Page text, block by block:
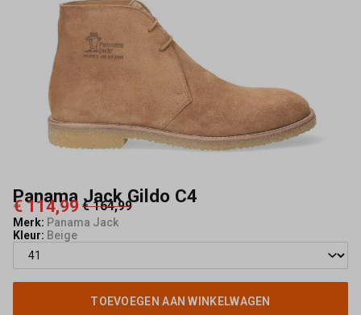
Kerkhof
Panama Jack Gildo C4
€ 114,99 € 164,99
Merk: Panama Jack
Kleur: Beige
TOEVOEGEN AAN WINKELWAGEN